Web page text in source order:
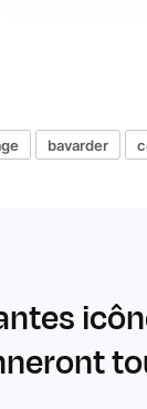
bavarder